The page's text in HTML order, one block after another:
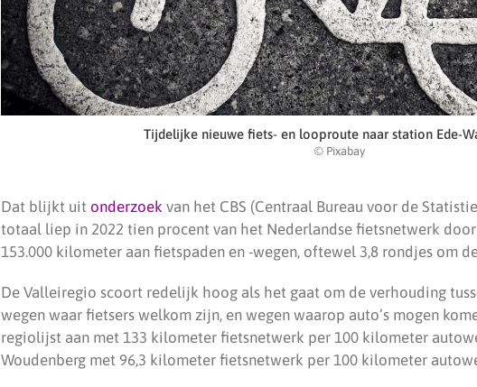
Tijdelijke nieuwe fiets- en looproute naar station Ede-
© Pixabay
Dat blijkt uit onderzoek van het CBS (Centraal Bureau voor de
totaal liep in 2022 tien procent van het Nederlandse fietsnetwerk
153.000 kilometer aan fietspaden en -wegen, oftewel 3,8 rondjes om
De Valleiregio scoort redelijk hoog als het gaat om de verhouding
wegen waar fietsers welkom zijn, en wegen waarop auto’s mogen
regiolijst aan met 133 kilometer fietsnetwerk per 100 kilometer
Woudenberg met 96,3 kilometer fietsnetwerk per 100 kilometer